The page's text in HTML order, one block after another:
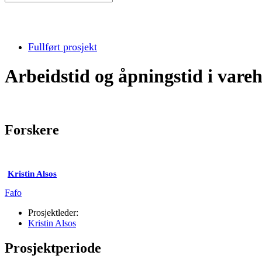
Fullført prosjekt
Arbeidstid og åpningstid i
Forskere
Kristin Alsos
Fafo
Prosjektleder:
Kristin Alsos
Prosjektperiode